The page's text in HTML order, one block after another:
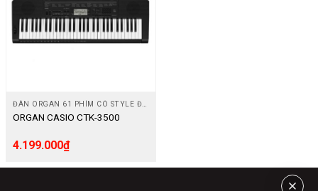
ĐÀN ORGAN 61 PHÍM CÓ STYLE ĐỆM
ORGAN CASIO CTK-3500
4.199.000₫